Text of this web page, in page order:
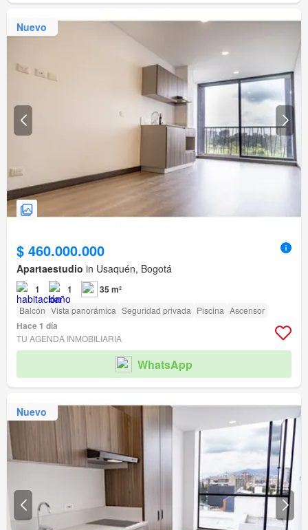
Nuevo
$ 460.000.000
Apartaestudio in Usaquén, Bogotá
1 1 35 m²
Balcón Vista panorámica Seguridad privada Piscina Ascensor
Hace 1 día
TU AGENDA INMOBILIARIA
WhatsApp
Nuevo